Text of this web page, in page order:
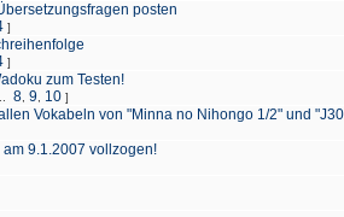
posten
]
]
zum Testen!
8 9 10 ]
Vokabeln von "Minna no Nihongo 1/2" und
9.1.2007 vollzogen!